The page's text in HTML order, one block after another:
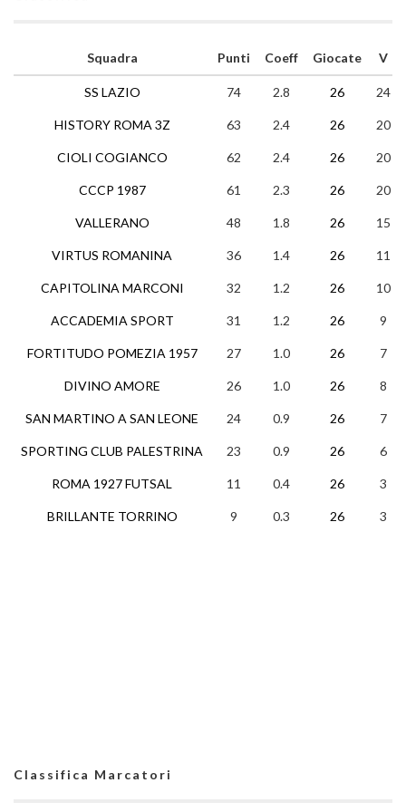
Squadra
SS LAZIO
HISTORY ROMA 3Z
CIOLI COGIANCO
CCCP 1987
VALLERANO
VIRTUS ROMANINA
CAPITOLINA MARCONI
ACCADEMIA SPORT
FORTITUDO POMEZIA 1957
DIVINO AMORE
SAN MARTINO A SAN LEONE
SPORTING CLUB PALESTRINA
ROMA 1927 FUTSAL
BRILLANTE TORRINO
Punti Coeff Giocate V
74 2.8 26 24
63 2.4 26 20
62 2.4 26 20
61 2.3 26 20
48 1.8 26 15
36 1.4 26 11
32 1.2 26 10
31 1.2 26 9
27 1.0 26 7
26 1.0 26 8
24 0.9 26 7
23 0.9 26 6
11 0.4 26 3
9 0.3 26 3
Classifica Marcatori